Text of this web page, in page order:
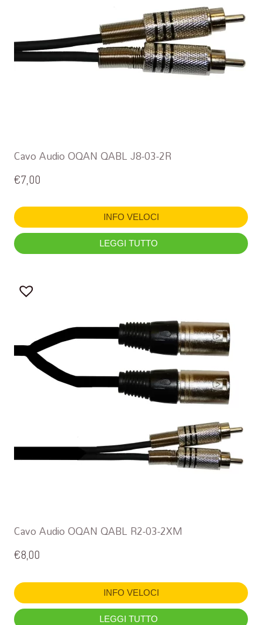
Cavo Audio OQAN QABL J8-03-2R
€7,00
INFO VELOCI
LEGGI TUTTO
Cavo Audio OQAN QABL R2-03-2XM
€8,00
INFO VELOCI
LEGGI TUTTO